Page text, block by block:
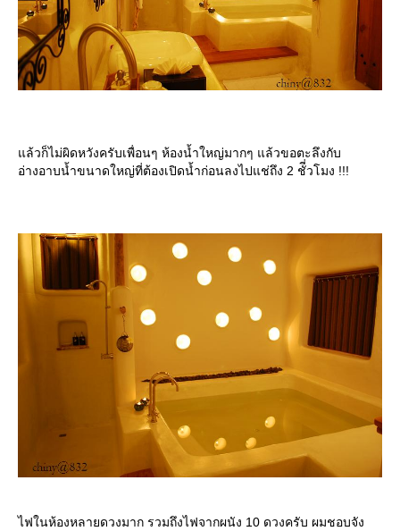
ล้วก็ไม่ผิดหวังครับเพื่อนๆ ห้องน้ำใหญ่มากๆ แล้วขอตะลึงกับ
อ่างอาบน้ำขนาดใหญ่ที่ต้องเปิดน้ำก่อนลงไปแช่ถึง 2 ชัี่วโมง !!!
ไฟในห้องหลายดวงมาก รวมถึงไฟจากผนัง 10 ดวงครับ ผมชอบจัง